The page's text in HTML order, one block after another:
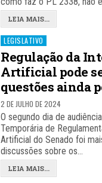
LEIA MAIS...
Posted
in
LEGISLATIVO
Regulação da
Artificial pode
questões ainda
2 DE JULHO DE 2024
O segundo dia de
Temporária de
Artificial do Senado foi
discussões sobre os…
LEIA MAIS...